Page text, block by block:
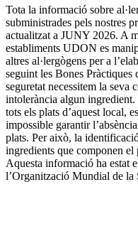
Tota la informació sobre
subministrades pels nostres
actualitzat a JUNY 2026. A
establiments UDON es
altres al·lergògens per a
seguint les Bones
seguretat necessitem la seva
intolerància algun
tots els plats d’aquest local,
impossible garantir
plats. Per això, la
ingredients que componen el
Aquesta informació ha estat
l’Organització Mundial de la